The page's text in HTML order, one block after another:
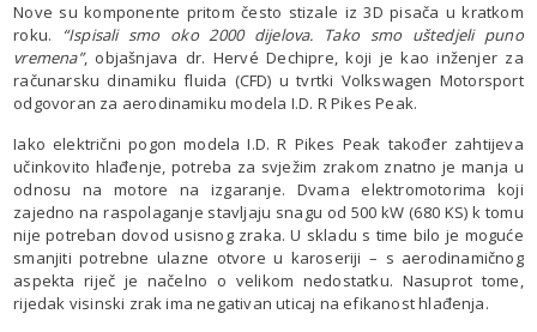
Nove su komponente pritom često stizale iz 3D pisača u kratkom
roku.
“Ispisali smo oko 2000 dijelova. Tako smo uštedjeli puno
vremena”, objašnjava dr. Hervé Dechipre, koji je kao inženjer za
računarsku dinamiku fluida (CFD) u tvrtki Volkswagen Motorsport
odgovoran za aerodinamiku modela I.D. R Pikes Peak.
Iako električni pogon modela I.D. R Pikes Peak također zahtijeva
učinkovito hlađenje, potreba za svježim zrakom znatno je manja u
odnosu na motore na izgaranje. Dvama elektromotorima koji
zajedno na raspolaganje stavljaju snagu od 500 kW (680 KS) k tomu
nije potreban dovod usisnog zraka. U skladu s time bilo je moguće
smanjiti potrebne ulazne otvore u karoseriji – s aerodinamičnog
aspekta riječ je načelno o velikom nedostatku. Nasuprot tome,
rijedak visinski zrak ima negativan uticaj na efikanost hlađenja.